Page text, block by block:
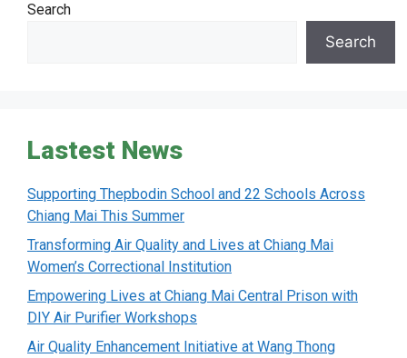
Search
Search
Lastest News
Supporting Thepbodin School and 22 Schools Across
Chiang Mai This Summer
Transforming Air Quality and Lives at Chiang Mai
Women’s Correctional Institution
Empowering Lives at Chiang Mai Central Prison with
DIY Air Purifier Workshops
Air Quality Enhancement Initiative at Wang Thong